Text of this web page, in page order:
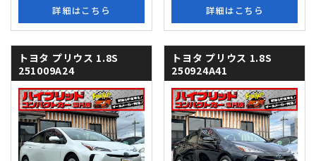
詳細はこちら 詳細はこちら
トヨタ プリウス 1.8S
251009A24
トヨタ プリウス 1.8S
250924A41